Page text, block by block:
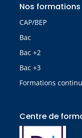
Nos formations
CAP/BEP
Bac
Bac +2
Bac +3
Formations
Centre de